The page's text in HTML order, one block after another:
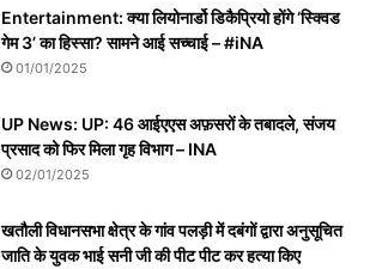
Entertainment: क्या लियोनार्डो डिकैप्रियो होंगे ‘स्क्विड
गेम 3’ का हिस्सा? सामने आई सच्चाई – #iNA
01/01/2025
UP News: UP: 46 आईएएस अफ़सरों के तबादले, संजय
प्रसाद को फिर मिला गृह विभाग – INA
02/01/2025
खतौली विधानसभा क्षेत्र के गांव पलड़ी में दबंगों द्वारा अनुसूचित
जाति के युवक भाई सनी जी की पीट पीट कर हत्या किए